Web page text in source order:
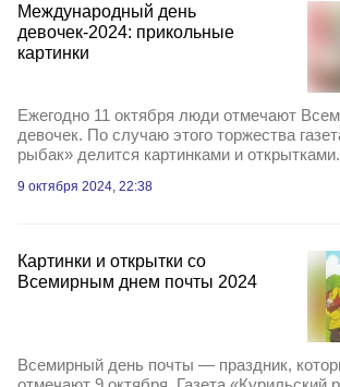
Международный день
девочек-2024: прикольные
картинки
Ежегодно 11 октября люди отмечают
девочек. По случаю этого торжества
рыбак» делится картинками и открытками.
9 октября 2024, 22:38
Картинки и открытки со
Всемирным днем почты 2024
Всемирный день почты — праздник,